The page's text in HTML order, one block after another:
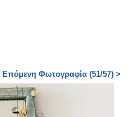
Επόμενη Φωτογραφία (51/57) >